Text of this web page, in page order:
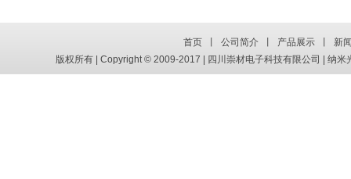
首页 公司简介 产品展示
新
版权所有 | Copyright © 2009-2017 | 四川崇材电子科技有限公司 | 纳